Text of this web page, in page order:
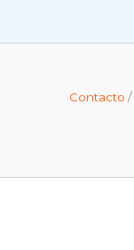
Contacto /